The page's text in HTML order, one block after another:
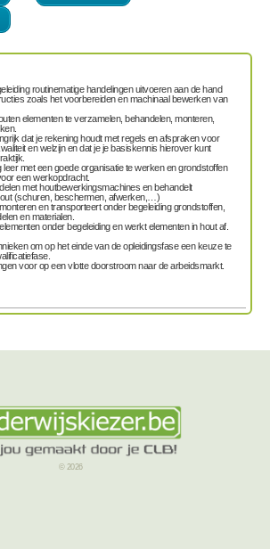
routinematige handelingen uitvoeren aan de hand
zoals hetvoorbereiden en machinaal bewerken van
elementen teverzamelen, behandelen, monteren,
.
dat je rekening houdt metregels en afsprakenvoor
en welzijn en dat je je basiskennis hierover kunt
leer met een goede organisatie te werken en grondstoffen
een werkopdracht.
met houtbewerkingsmachines enbehandelt
(schuren, beschermen, afwerken,…)
entransporteertonder begeleiding grondstoffen,
en materialen.
onder begeleiding enwerktelementen in houtaf.
om op het einde van de opleidingsfase een keuze te
voor op een vlotte doorstroom naar de arbeidsmarkt.
© 2026